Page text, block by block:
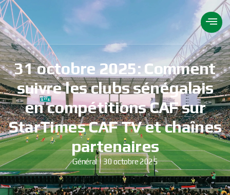
31 octobre 2025: Comment
suivre les clubs sénégalais
en compétitions CAF sur
StarTimes CAF TV et chaînes
partenaires
Général 30 octobre 2025